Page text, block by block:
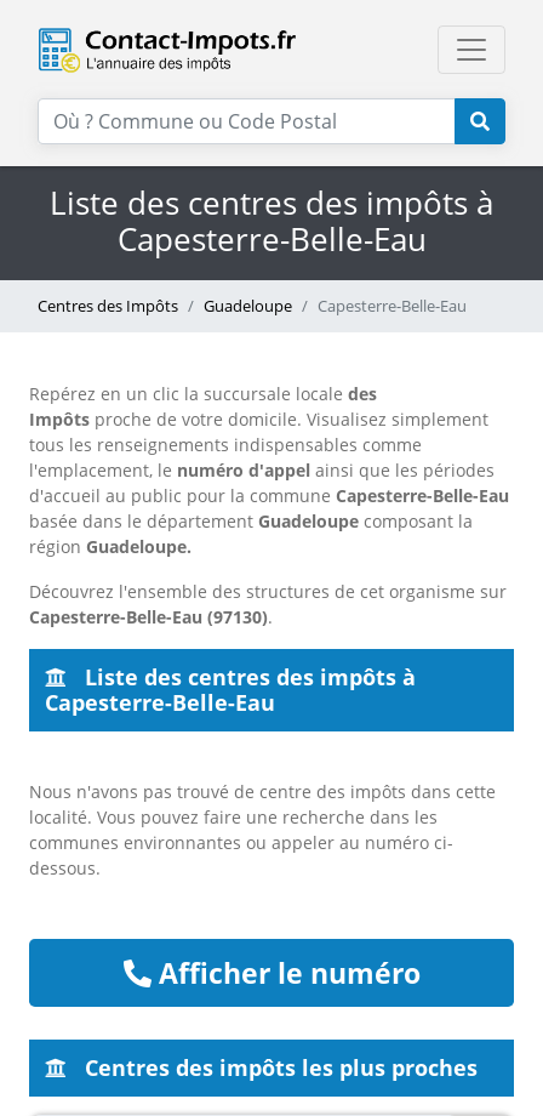
Liste des centres des impôts à
Capesterre-Belle-Eau
Centres des Impôts Guadeloupe Capesterre-Belle-Eau
Repérez en un clic la succursale locale des
Impôts proche de votre domicile. Visualisez simplement
tous les renseignements indispensables comme
l'emplacement, le numéro d'appel ainsi que les périodes
d'accueil au public pour la commune Capesterre-Belle-Eau
basée dans le département Guadeloupe composant la
région Guadeloupe.
Découvrez l'ensemble des structures de cet organisme sur
Capesterre-Belle-Eau (97130).
Liste des centres des impôts à
Capesterre-Belle-Eau
Nous n'avons pas trouvé de centre des impôts dans cette
localité. Vous pouvez faire une recherche dans les
communes environnantes ou appeler au numéro ci-
dessous.
Afficher le numéro
Centres des impôts les plus proches